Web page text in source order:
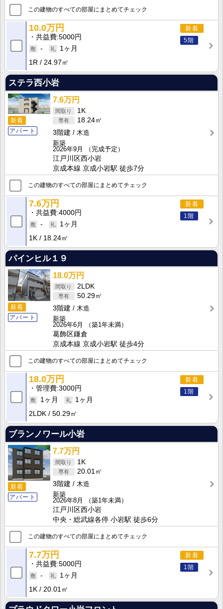
この建物のすべての部屋にまとめてチェック
新着
5階
10.0万円
共益費 5000円
-
1ヶ月
1R
24.97㎡
ステラ西小岩
新着
アパート
7.6万円
1K
18.24㎡
3階建
木造
新築
2026年9月
（完成予定）
江戸川区西小岩
京成本線 京成小岩駅 徒歩7分
この建物のすべての部屋にまとめてチェック
新着
1階
7.6万円
共益費 4000円
-
1ヶ月
1K
18.24㎡
パインヒル１９
新着
アパート
18.0万円
2LDK
50.29㎡
3階建
木造
新築
2026年6月
（築1年未満）
葛飾区鎌倉
京成本線 京成小岩駅 徒歩4分
この建物のすべての部屋にまとめてチェック
新着
1階
18.0万円
管理費 3000円
1ヶ月
1ヶ月
2LDK
50.29㎡
ブランノワール小岩
新着
アパート
7.7万円
1K
20.01㎡
3階建
木造
新築
2026年8月
（築1年未満）
江戸川区西小岩
中央・総武線各停 小岩駅 徒歩6分
この建物のすべての部屋にまとめてチェック
新着
1階
7.7万円
共益費 5000円
-
1ヶ月
1K
20.01㎡